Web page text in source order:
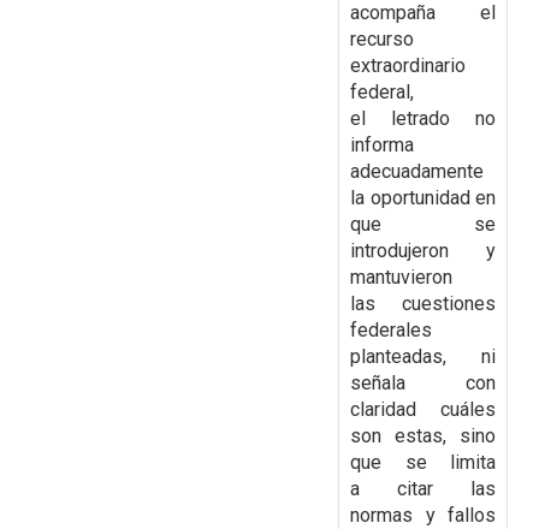
acompaña el
recurso
extraordinario
federal,
el
letrado no
informa
adecuadamente
la oportunidad en
que se
introdujeron y
mantuvieron
las cuestiones
federales
planteadas, ni
señala con
claridad cuáles
son estas, sino
que se limita
a citar las
normas y fallos